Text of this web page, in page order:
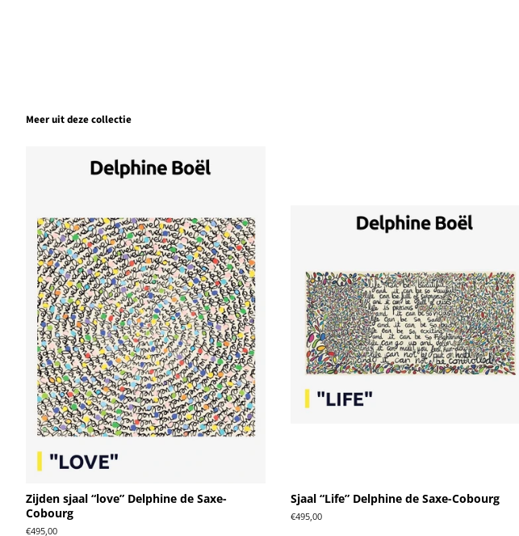
Meer uit deze collectie
Zijden sjaal “love” Delphine de Saxe-
Cobourg
Normale
€495,00
Sjaal “Life” Delphine de Saxe-Cobourg
Normale
€495,00